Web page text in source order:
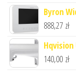
Byron
888,27 zł
Hqvision
140,00 zł